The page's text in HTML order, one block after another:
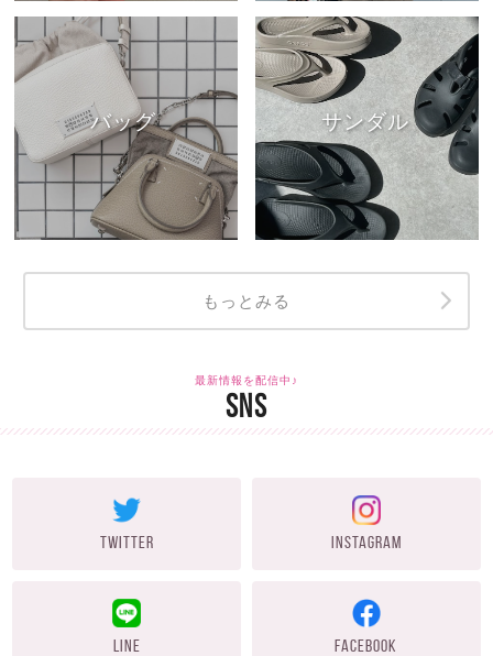
バッグ サンダル
もっとみる
最新情報を配信中♪
SNS
TWITTER INSTAGRAM
LINE FACEBOOK